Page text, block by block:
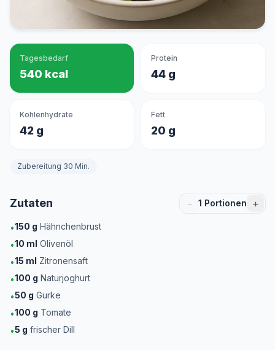
Tagesbedarf
540 kcal
Protein
44 g
Kohlenhydrate
42 g
Fett
20 g
Zubereitung 30 Min.
Zutaten − 1 Portionen +
•150 g Hähnchenbrust
•10 ml Olivenöl
•15 ml Zitronensaft
•100 g Naturjoghurt
•50 g Gurke
•100 g Tomate
•5 g frischer Dill